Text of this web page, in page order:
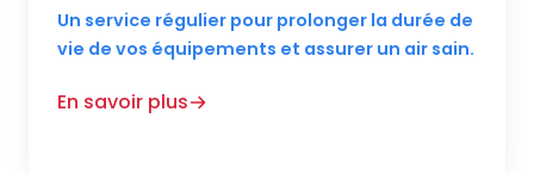
Un service régulier pour prolonger la durée de
vie de vos équipements et assurer un air sain.
En savoir plus